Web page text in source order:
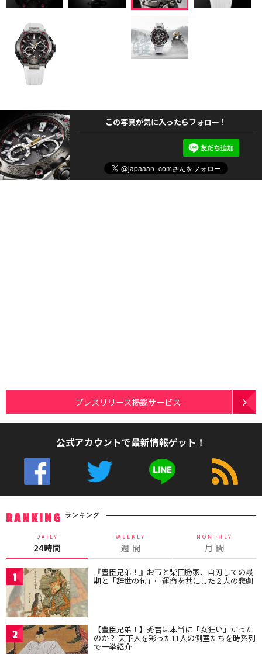
この写真が気に入ったらフォロー！
プレスリリース掲載サービス
公式アカウントで最新情報ゲット！
RANKING ランキング
DAILY
24時間
WEEKLY
週 間
MONTHLY
月 間
1 『豊臣兄弟！』お市と柴田勝家、自刃しての最
期と「辞世の句」…運命を共にした２人の悲劇
2 【豊臣兄弟！】秀吉は本当に「女狂い」だった
のか？ 天下人を彩った11人の側室たちを時系列
で一挙紹介